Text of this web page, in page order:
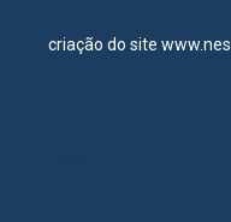
criação do site